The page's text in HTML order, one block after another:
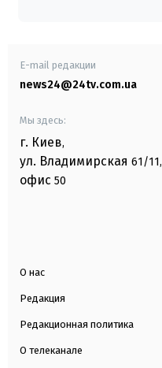
E-mail редакции
news24@24tv.com.ua
Мы здесь:
г. Киев,
ул. Владимирская 61/11,
офис 50
О нас
Редакция
Редакционная политика
О телеканале